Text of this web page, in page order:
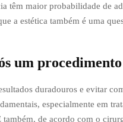
têm maior probabilidade de
a estética também é uma
um
duradouros e evitar
especialmente em
de acordo com o